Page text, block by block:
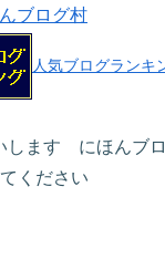
ブログ村
人気ブログランキ
します にほんブ
ください